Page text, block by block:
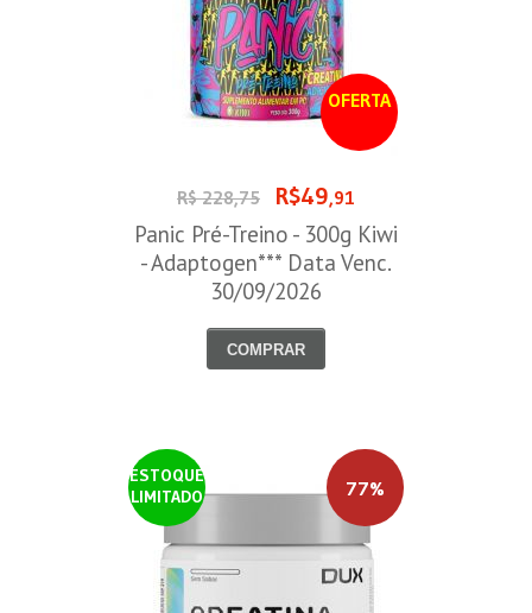
OFERTA
R$ 228,75 R$49,91
Panic Pré-Treino - 300g Kiwi
- Adaptogen*** Data Venc.
30/09/2026
COMPRAR
ESTOQUE
LIMITADO
77%